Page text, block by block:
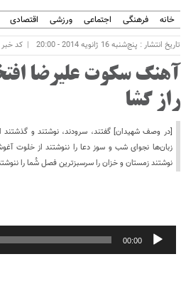
خانه فرهنگی اجتماعی ورزشی اقتصادی
تاریخ انتشار : پنج‌شنبه 16 ژانویه 2014 - 20:00 کد خبر :
آهنگ سکوت علیرضا
راز گشا
[در وصف شهیدان] گفتند، سرودند، نوشتند و گذشتند
زبان‌ها نجوای شب و سوز دعا را ننوشتند از خلوت
نوشتند زمستان و خزان را سرسبزترین فصل شُما را
00:00